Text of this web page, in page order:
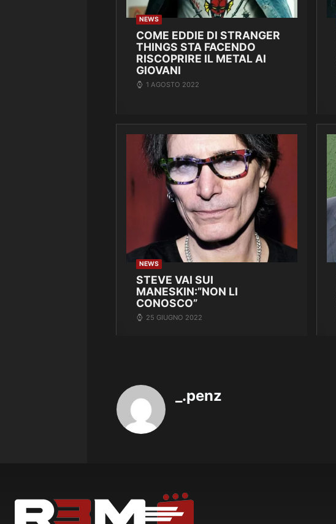
NEWS
COME EDDIE DI STRANGER
THINGS STA FACENDO
RISCOPRIRE IL METAL AI
GIOVANI
1 AGOSTO 2022
NEWS
STEVE VAI SUI
MANESKIN:”NON LI
CONOSCO”
25 GIUGNO 2022
_.penz